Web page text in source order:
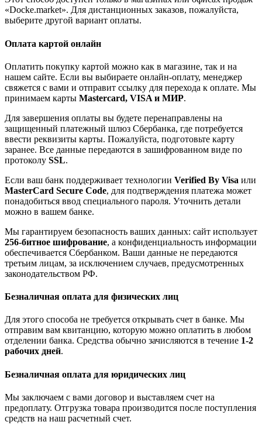
«Docke.market». Для дистанционных заказов, пожалуйста,
выберите другой вариант оплаты.
Оплата картой онлайн
Оплатить покупку картой можно как в магазине, так и на
нашем сайте. Если вы выбираете онлайн-оплату, менеджер
свяжется с вами и отправит ссылку для перехода к оплате. Мы
принимаем карты Mastercard, VISA и МИР.
Для завершения оплаты вы будете перенаправлены на
защищенный платежный шлюз Сбербанка, где потребуется
ввести реквизиты карты. Пожалуйста, подготовьте карту
заранее. Все данные передаются в зашифрованном виде по
протоколу SSL.
Если ваш банк поддерживает технологии Verified By Visa или
MasterCard Secure Code, для подтверждения платежа может
понадобиться ввод специального пароля. Уточнить детали
можно в вашем банке.
Мы гарантируем безопасность ваших данных: сайт использует
256-битное шифрование, а конфиденциальность информации
обеспечивается Сбербанком. Ваши данные не передаются
третьим лицам, за исключением случаев, предусмотренных
законодательством РФ.
Безналичная оплата для физических лиц
Для этого способа не требуется открывать счет в банке. Мы
отправим вам квитанцию, которую можно оплатить в любом
отделении банка. Средства обычно зачисляются в течение 1-2
рабочих дней.
Безналичная оплата для юридических лиц
Мы заключаем с вами договор и выставляем счет на
предоплату. Отгрузка товара производится после поступления
средств на наш расчетный счет.